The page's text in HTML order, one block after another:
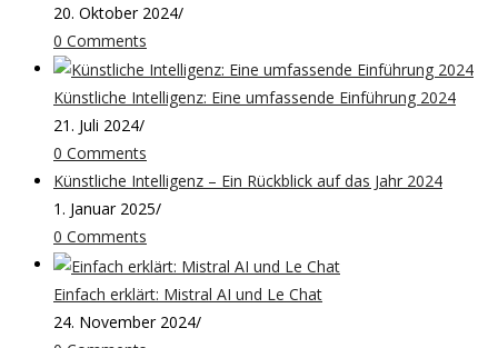
20. Oktober 2024/
0 Comments
Künstliche Intelligenz: Eine umfassende Einführung 2024
21. Juli 2024/
0 Comments
Künstliche Intelligenz – Ein Rückblick auf das Jahr 2024
1. Januar 2025/
0 Comments
Einfach erklärt: Mistral AI und Le Chat
24. November 2024/